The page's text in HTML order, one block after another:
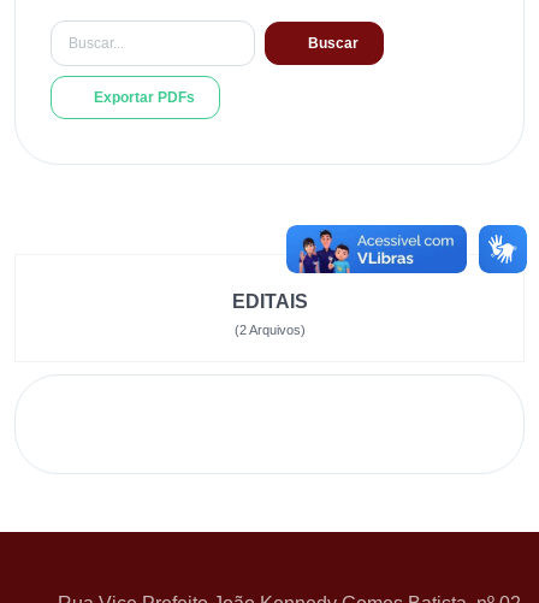
Buscar
Exportar PDFs
EDITAIS
(2 Arquivos)